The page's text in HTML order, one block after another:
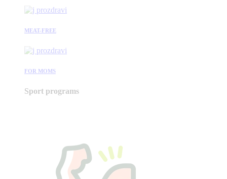
MEAT-FREE
FOR MOMS
Sport programs